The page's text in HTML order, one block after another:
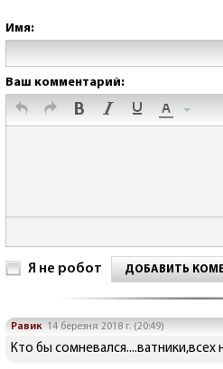
Имя:
Ваш комментарий:
Я не робот ДОБАВИТЬ
Равик 14 березня 2018 г. (20:49)
Кто бы сомневался....ватники,всех